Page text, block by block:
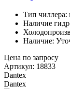
Тип чиллера:
Наличие
Наличие:
Цена по запросу
Артикул: 18833
Dantex
Dantex